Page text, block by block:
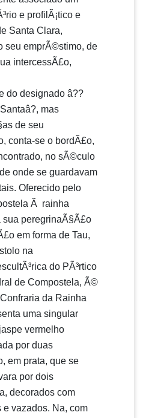
e profilÃ¡tico e
Santa Clara,
seu emprÃ©stimo, de
intercessÃ£o,
do designado â??
mas
de seu
conta-se o bordÃ£o,
no sÃ©culo
onde se guardavam
Oferecido pelo
Ã rainha
sua peregrinaÃ§Ã£o
em forma de Tau,
na
do PÃ³rtico
de Compostela, Ã©
da Rainha
uma singular
vermelho
por duas
em prata, que se
por dois
decorados com
e vazados. Na, com